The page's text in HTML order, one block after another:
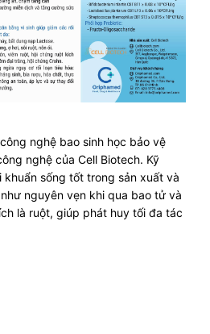
nghệ bao sinh học bảo vệ
nghệ của Cell Biotech. Kỹ
sống tốt trong sản xuất và
nguyên vẹn khi qua bao tử và
là ruột, giúp phát huy tối đa tác